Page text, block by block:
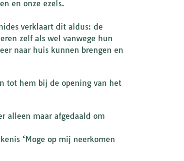
en onze ezels.
verklaart dit aldus: de
zelf als wel vanwege hun
naar huis kunnen brengen en
tot hem bij de opening van het
alleen maar afgedaald om
‘Moge op mij neerkomen